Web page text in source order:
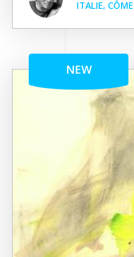
ITALIE, CÔME
NEW